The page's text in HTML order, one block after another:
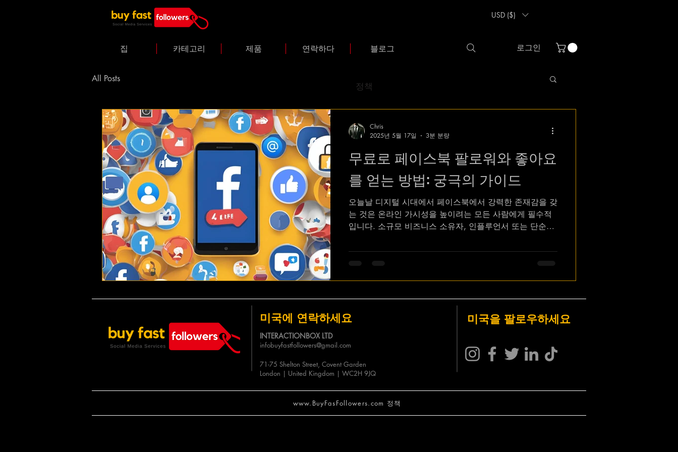
집 카테고리 제품 연락하다 블로그
USD ($)
로그인
All Posts
무료로 페이스북 팔로워와 좋아요
를 얻는 방법: 궁극의 가이드
오늘날 디지털 시대에서 페이스북에서 강력한 존재감을 갖
는 것은 온라인 가시성을 높이려는 모든 사람에게 필수적
입니다. 소규모 비즈니스 소유자, 인플루언서 또는 단순히
페이스북 팔로워와 좋아요를 얻는 것은 강력한 전략이 될
Chris
2025년 5월 17일
3분 분량
정책
infobuyfastfollowers@gmail.com
71-75 Shelton Street, Covent Garden
London | United Kingdom | WC2H 9JQ
미국을 팔로우하세요
미국에 연락하세요
INTERACTIONBOX LTD
www.BuyFasFollowers.com 정책